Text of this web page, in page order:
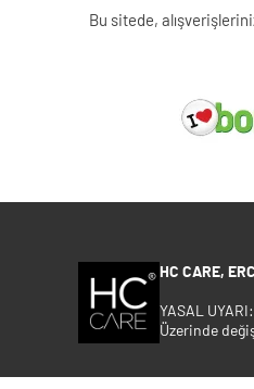
Bu sitede,
HC CARE,
YASAL
Üzerinde